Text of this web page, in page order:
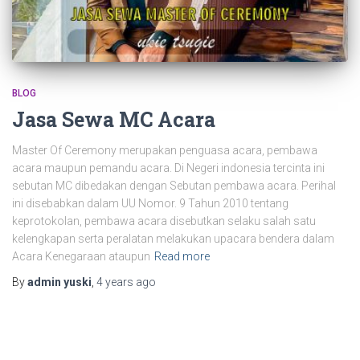
BLOG
Jasa Sewa MC Acara
Master Of Ceremony merupakan penguasa acara, pembawa
acara maupun pemandu acara. Di Negeri indonesia tercinta ini
sebutan MC dibedakan dengan Sebutan pembawa acara. Perihal
ini disebabkan dalam UU Nomor. 9 Tahun 2010 tentang
keprotokolan, pembawa acara disebutkan selaku salah satu
kelengkapan serta peralatan melakukan upacara bendera dalam
Acara Kenegaraan ataupun Read more
Byadmin yuski 4 years ago